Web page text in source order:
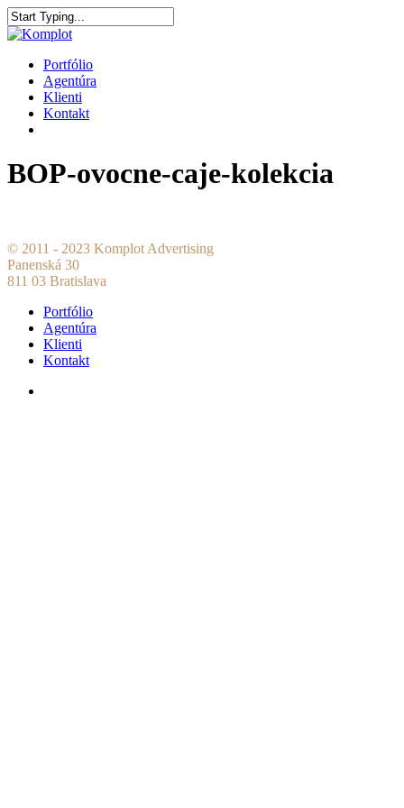
Portfólio
Agentúra
Klienti
Kontakt
BOP-ovocne-caje-kolekcia
© 2011 - 2023 Komplot Advertising
Panenská 30
811 03 Bratislava
Portfólio
Agentúra
Klienti
Kontakt